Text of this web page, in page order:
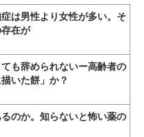
は男性より女性が多い。そ
在が
も辞められないー高齢者の
いた餅」か？
のか。知らないと怖い薬の